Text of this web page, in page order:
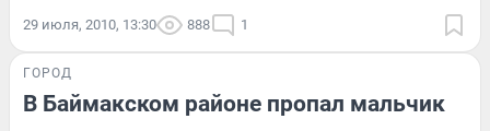
29 июля, 2010, 13:30 888 1
ГОРОД
В Баймакском районе пропал мальчик